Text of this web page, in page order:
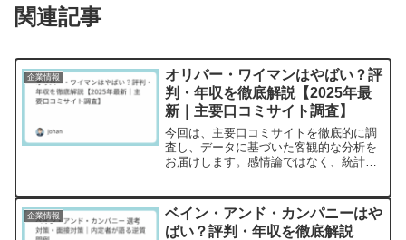
関連記事
企業情報
オリバー・ワイマンはやばい？評
判・年収を徹底解説【2025年最
新｜主要口コミサイト調査】
今回は、主要口コミサイトを徹底的に調
査し、データに基づいた客観的な分析を
お届けします。感情論ではなく、統計的
📊 調査概要 調査サイト数：6サイト
（OpenWork、転職...
企業情報
ベイン・アンド・カンパニーはや
ばい？評判・年収を徹底解説